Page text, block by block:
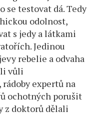
se testovat dá. Tedy
odolnost,
s jedy a látkami
Jedinou
rebelie a odvaha
vůli
expertů na
ochotných porušit
z doktorů dělali